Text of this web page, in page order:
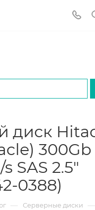
диск
300Gb
SAS 2.5"
0388)
— Серверные диски —